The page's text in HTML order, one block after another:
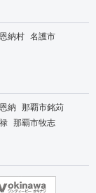
恩納村 名護市
納 那覇市銘苅
那覇市牧志